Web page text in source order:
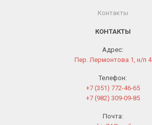
Контакты
КОНТАКТЫ
Адрес:
Пер. Лермонтова 1, н/п 4
Телефон:
+7 (351) 772-46-65
+7 (982) 309-09-85
Почта: